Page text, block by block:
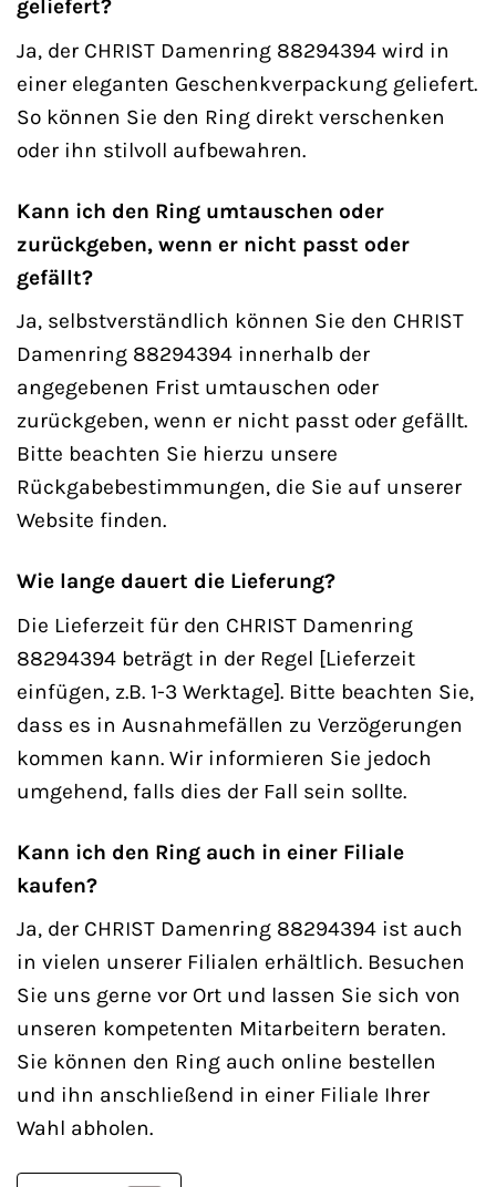
geliefert?
Ja, der CHRIST Damenring 88294394 wird in
einer eleganten Geschenkverpackung geliefert.
So können Sie den Ring direkt verschenken
oder ihn stilvoll aufbewahren.
Kann ich den Ring umtauschen oder
zurückgeben, wenn er nicht passt oder
gefällt?
Ja, selbstverständlich können Sie den CHRIST
Damenring 88294394 innerhalb der
angegebenen Frist umtauschen oder
zurückgeben, wenn er nicht passt oder gefällt.
Bitte beachten Sie hierzu unsere
Rückgabebestimmungen, die Sie auf unserer
Website finden.
Wie lange dauert die Lieferung?
Die Lieferzeit für den CHRIST Damenring
88294394 beträgt in der Regel [Lieferzeit
einfügen, z.B. 1-3 Werktage]. Bitte beachten Sie,
dass es in Ausnahmefällen zu Verzögerungen
kommen kann. Wir informieren Sie jedoch
umgehend, falls dies der Fall sein sollte.
Kann ich den Ring auch in einer Filiale
kaufen?
Ja, der CHRIST Damenring 88294394 ist auch
in vielen unserer Filialen erhältlich. Besuchen
Sie uns gerne vor Ort und lassen Sie sich von
unseren kompetenten Mitarbeitern beraten.
Sie können den Ring auch online bestellen
und ihn anschließend in einer Filiale Ihrer
Wahl abholen.